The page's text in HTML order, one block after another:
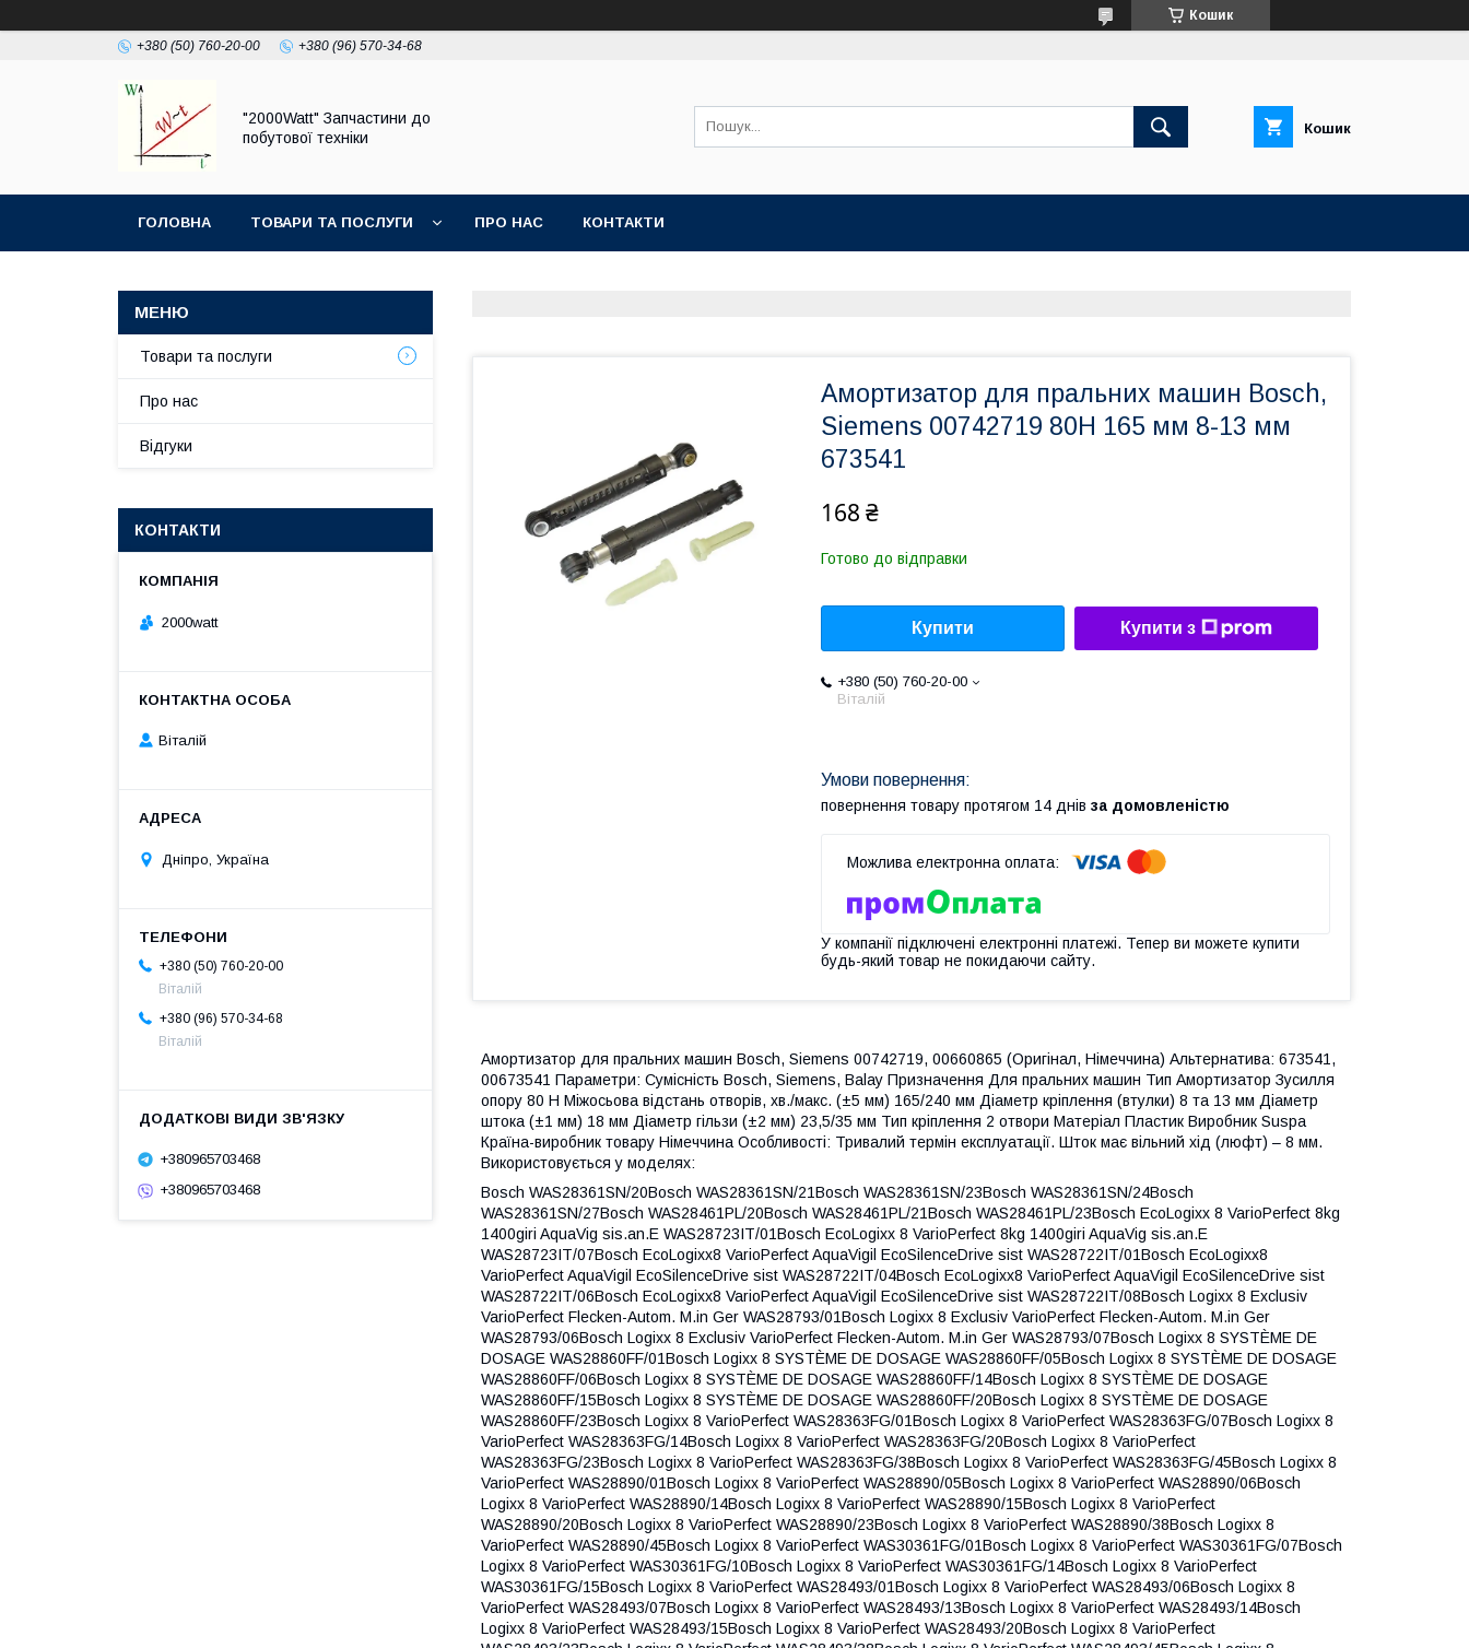
Кошик
+380 (50) 760-20-00 +380 (96) 570-34-68
"2000Watt" Запчастини до
побутової техніки
Кошик
ГОЛОВНА ТОВАРИ ТА ПОСЛУГИ ПРО НАС КОНТАКТИ
Амортизатор для пральних машин Bosch,
Siemens 00742719 80Н 165 мм 8-13 мм
673541
168 ₴
Готово до відправки
Купити Купити з
+380 (50) 760-20-00
Віталій
повернення товару протягом 14 днів за домовленістю
У компанії підключені електронні платежі. Тепер ви можете купити
будь-який товар не покидаючи сайту.
Амортизатор для пральних машин Bosch, Siemens 00742719, 00660865 (Оригінал, Німеччина) Альтернатива: 673541,
00673541 Параметри: Сумісність Bosch, Siemens, Balay Призначення Для пральних машин Тип Амортизатор Зусилля
опору 80 Н Міжосьова відстань отворів, хв./макс. (±5 мм) 165/240 мм Діаметр кріплення (втулки) 8 та 13 мм Діаметр
штока (±1 мм) 18 мм Діаметр гільзи (±2 мм) 23,5/35 мм Тип кріплення 2 отвори Матеріал Пластик Виробник Suspa
Країна-виробник товару Німеччина Особливості: Тривалий термін експлуатації. Шток має вільний хід (люфт) – 8 мм.
Використовується у моделях:
Bosch WAS28361SN/20Bosch WAS28361SN/21Bosch WAS28361SN/23Bosch WAS28361SN/24Bosch WAS28361SN/27Bosch WAS28461PL/20Bosch WAS28461PL/21Bosch WAS28461PL/23Bosch EcoLogixx 8 VarioPerfect 8kg 1400giri AquaVig sis.an.E WAS28723IT/01Bosch EcoLogixx 8 VarioPerfect 8kg 1400giri AquaVig sis.an.E WAS28723IT/07Bosch EcoLogixx8 VarioPerfect AquaVigil EcoSilenceDrive sist WAS28722IT/01Bosch EcoLogixx8 VarioPerfect AquaVigil EcoSilenceDrive sist WAS28722IT/04Bosch EcoLogixx8 VarioPerfect AquaVigil EcoSilenceDrive sist WAS28722IT/06Bosch EcoLogixx8 VarioPerfect AquaVigil EcoSilenceDrive sist WAS28722IT/08Bosch Logixx 8 Exclusiv VarioPerfect Flecken-Autom. M.in Ger WAS28793/01Bosch Logixx 8 Exclusiv VarioPerfect Flecken-Autom. M.in Ger WAS28793/06Bosch Logixx 8 Exclusiv VarioPerfect Flecken-Autom. M.in Ger WAS28793/07Bosch Logixx 8 SYSTÈME DE DOSAGE WAS28860FF/01Bosch Logixx 8 SYSTÈME DE DOSAGE WAS28860FF/05Bosch Logixx 8 SYSTÈME DE DOSAGE WAS28860FF/06Bosch Logixx 8 SYSTÈME DE DOSAGE WAS28860FF/14Bosch Logixx 8 SYSTÈME DE DOSAGE WAS28860FF/15Bosch Logixx 8 SYSTÈME DE DOSAGE WAS28860FF/20Bosch Logixx 8 SYSTÈME DE DOSAGE WAS28860FF/23Bosch Logixx 8 VarioPerfect WAS28363FG/01Bosch Logixx 8 VarioPerfect WAS28363FG/07Bosch Logixx 8 VarioPerfect WAS28363FG/14Bosch Logixx 8 VarioPerfect WAS28363FG/20Bosch Logixx 8 VarioPerfect WAS28363FG/23Bosch Logixx 8 VarioPerfect WAS28363FG/38Bosch Logixx 8 VarioPerfect WAS28363FG/45Bosch Logixx 8 VarioPerfect WAS28890/01Bosch Logixx 8 VarioPerfect WAS28890/05Bosch Logixx 8 VarioPerfect WAS28890/06Bosch Logixx 8 VarioPerfect WAS28890/14Bosch Logixx 8 VarioPerfect WAS28890/15Bosch Logixx 8 VarioPerfect WAS28890/20Bosch Logixx 8 VarioPerfect WAS28890/23Bosch Logixx 8 VarioPerfect WAS28890/38Bosch Logixx 8 VarioPerfect WAS28890/45Bosch Logixx 8 VarioPerfect WAS30361FG/01Bosch Logixx 8 VarioPerfect WAS30361FG/07Bosch Logixx 8 VarioPerfect WAS30361FG/10Bosch Logixx 8 VarioPerfect WAS30361FG/14Bosch Logixx 8 VarioPerfect WAS30361FG/15Bosch Logixx 8 VarioPerfect WAS28493/01Bosch Logixx 8 VarioPerfect WAS28493/06Bosch Logixx 8 VarioPerfect WAS28493/07Bosch Logixx 8 VarioPerfect WAS28493/13Bosch Logixx 8 VarioPerfect WAS28493/14Bosch Logixx 8 VarioPerfect WAS28493/15Bosch Logixx 8 VarioPerfect WAS28493/20Bosch Logixx 8 VarioPerfect WAS28493/23Bosch Logixx 8 VarioPerfect WAS28493/38Bosch Logixx 8 VarioPerfect WAS28493/45Bosch Logixx 8 VarioPerfect 8kg 1200giri AquaVig sis.anti.Ec WAS24723IT/01Bosch Logixx 8 VarioPerfect 8kg 1200giri AquaVig sis.anti.Ec WAS24723IT/07Bosch Logixx 8 VarioPerfect aquastop WAS28391NL/01Bosch Logixx 8 VarioPerfect aquastop WAS28391NL/04Bosch Logixx 8 VarioPerfect aquastop WAS28391NL/07Bosch Logixx 8 VarioPerfect aquastop WAS28391NL/13Bosch Logixx 8 VarioPerfect aquastop WAS28391NL/14Bosch Logixx 8 VarioPerfect aquastop WAS28391NL/15Bosch Logixx 8 VarioPerfect aquastop WAS28391NL/20Bosch Logixx 8 VarioPerfect aquastop WAS28391NL/23Bosch Logixx 8 VarioPerfect aquastop WAS28391NL/38Bosch Logixx 8 VarioPerfect aquastop WAS28443NL/01Bosch Logixx 8 VarioPerfect aquastop WAS28443NL/07Bosch Logixx 8 VarioPerfect aquastop WAS28443NL/14Bosch Logixx 8 VarioPerfect Aquastop WAS28444NL/07Bosch Logixx 8 VarioPerfect Aquastop WAS28444NL/14Bosch Logixx 8 VarioPerfect Aquastop WAS28444NL/15Bosch Logixx 8 VarioPerfect Aquastop WAS28444NL/20Bosch Logixx 8 VarioPerfect Aquastop WAS28444NL/23Bosch Logixx 8 VarioPerfect Aquastop WAS28444NL/38Bosch Logixx 8 VarioPerfect Aquastop WAS28444NL/45Bosch Logixx 8 VarioPerfect aquastop Aquastar 1400 WAS283A1NL/01Bosch Logixx 8 VarioPerfect aquastop Aquastar 1400 WAS283A1NL/04Bosch Logixx 8 VarioPerfect aquastop Aquastar 1400 WAS283A1NL/07Bosch Logixx 8 VarioPerfect aquastop Aquastar 1400 WAS283A1NL/13Bosch Logixx 8 VarioPerfect aquastop Aquastar 1400 WAS283A1NL/14Bosch Logixx 8 VarioPerfect aquastop Aquastar 1400 WAS283A1NL/15Bosch Logixx 8 VarioPerfect aquastop Aquastar 1400 WAS283A1NL/20Bosch Logixx 8 VarioPerfect aquastop Aquastar 1400 WAS283A1NL/23Bosch Logixx 8 VarioPerfect aquastop Aquastar 1400 WAS283A1NL/38Bosch Logixx 8 VarioPerfect aquastop vlekkenautomaat WAS28743NL/01Bosch Logixx 8 VarioPerfect aquastop vlekkenautomaat WAS28743NL/07Bosch Logixx 8 VarioPerfect aquastop Vlekkenautomaat WAS28793NL/01Bosch Logixx 8 VarioPerfect aquastop Vlekkenautomaat WAS28793NL/07Bosch Logixx 8 VarioPerfect Flecken-Automatik WAS28743/01Bosch Logixx 8 VarioPerfect Flecken-Automatik WAS28743/07Bosch Logixx 8 VarioPerfect otomatik leke c1lartma EcoSil Dr WAS247X1TR/01Bosch Logixx 8 VarioPerfect otomatik leke c1lartma EcoSil Dr WAS247X1TR/07Bosch Logixx 8 VarioPerfect Touch Control EcoSilence Drive WAS28743PL/01Bosch Logixx 8 VarioPerfect Touch Control EcoSilence Drive WAS28743PL/07Bosch Logixx 8 VarioPerfect Touch Control EcoSilence Drive WAS28743PL/14Bosch Logixx 8 VarioPerfect Touch Control EcoSilence Drive WAS28743PL/15Bosch Logixx 8 VarioPerfect Touch Control EcoSilence Drive WAS28743PL/20Bosch Logixx 8 VarioPerfect Touch Control EcoSilence Drive WAS28743PL/23Bosch Logixx 8 VarioPerfect Touch Control EcoSilence Drive WAS28743PL/38Bosch Logixx 8 VarioPerfect Touch Control EcoSilence Drive WAS28743PL/45Bosch Logixx 9 VarioPerfect WAS28462GB/14Bosch Logixx7 SuperSilence FLECKEN-AUTOMATIK WAS2875X/08Bosch Logixx8 Noir VarioPerfect; EcoSilence Drive;AquaVigil WAS247B2IT/01Bosch Logixx8 Noir VarioPerfect; EcoSilence Drive;AquaVigil WAS247B2IT/04Bosch Logixx8 Noir VarioPerfect; EcoSilence Drive;AquaVigil WAS247B2IT/06Bosch Logixx8 Noir VarioPerfect; EcoSilence Drive;AquaVigil WAS247B2IT/07Bosch Logixx8 Noir VarioPerfect; EcoSilence Drive;AquaVigil WAS247B2IT/08Bosch Logixx8 VarioPerfect WAS28472EX/01Bosch Logixx8 VarioPerfect WAS28472EX/04Bosch Logixx8 VarioPerfect WAS28472EX/06Bosch Logixx8 VarioPerfect WAS28472EX/08Bosch Logixx8 VarioPerfect Aquastop WAS283A0NL/01Bosch Logixx8 VarioPerfect Aquastop WAS283A0NL/04Bosch Logixx8 VarioPerfect Aquastop WAS283A0NL/06Bosch Logixx8 VarioPerfect Aquastop WAS283A0NL/08Bosch Logixx8 VarioPerfect aquastop Vlekkenautomaat WAS28792NL/01Bosch Logixx8 VarioPerfect aquastop Vlekkenautomaat WAS28792NL/04Bosch Logixx8 VarioPerfect aquastop Vlekkenautomaat WAS28792NL/06Bosch Logixx8 VarioPerfect aquastop Vlekkenautomaat WAS28792NL/08Bosch Logixx8 VarioPerfect EcoSilenceDrive WAS28491SN/01Bosch Logixx8 VarioPerfect EcoSilenceDrive WAS28491SN/04Bosch Logixx8 VarioPerfect EcoSilenceDrive WAS28491SN/06Bosch Logixx8 VarioPerfect EcoSilenceDrive WAS28491SN/08Bosch Logixx8 VarioPerfect, ecoSilentDrive WAS20460TR/01Bosch Logixx8 VarioPerfect, ecoSilentDrive WAS20460TR/04Bosch Logixx8 VarioPerfect, ecoSilentDrive WAS20460TR/06Bosch Logixx8 VarioPerfect, ecoSilentDrive WAS20460TR/07Bosch Logixx8 VarioPerfect, ecoSilentDrive WAS20460TR/08Bosch Logixx8 VarioPerfect, ecosilentdrive WAS24460TR/01Bosch Logixx8 VarioPerfect, ecosilentdrive WAS24460TR/04Bosch Logixx8 VarioPerfect, ecosilentdrive WAS24460TR/06Bosch Logixx8 VarioPerfect, ecosilentdrive WAS24460TR/07Bosch Logixx8 VarioPerfect, ecosilentdrive WAS24460TR/08Bosch Logixx8 VarioPerfect, ecoSilentDrive WAS24462BY/01Bosch Logixx8 VarioPerfect, ecoSilentDrive WAS24462BY/04Bosch Logixx8 VarioPerfect, ecoSilentDrive WAS24462BY/06Bosch Logixx8 VarioPerfect, ecoSilentDrive WAS24462BY/07Bosch Logixx8 VarioPerfect, ecoSilentDrive WAS24462BY/08Bosch Logixx8 VarioPerfect, SpeedWash WAS284E2/01Bosch Logixx8 VarioPerfect, SpeedWash WAS284E2/04Bosch Logixx8 VarioPerfect, SpeedWash WAS284E2/06Bosch Logixx8 VarioPerfect, SpeedWash WAS284E2/08Bosch Logixx8 VarioPerfect,Touch Control,ecoSilentDrive WAS24462PL/01Bosch Logixx8 VarioPerfect,Touch Control,ecoSilentDrive WAS24462PL/04Bosch Logixx8 VarioPerfect,Touch Control,ecoSilentDrive WAS24462PL/06Bosch Logixx8 VarioPerfect,Touch Control,ecoSilentDrive WAS24462PL/07Bosch Logixx8 VarioPerfect,Touch Control,ecoSilentDrive WAS24462PL/08Bosch Logixx8 VarioPerfect,touch control,ecoSilentDrive WAS28462PL/01Bosch Logixx8 VarioPerfect,touch control,ecoSilentDrive WAS28462PL/04Bosch Logixx8 VarioPerfect,touch control,ecoSilentDrive WAS28462PL/06Bosch Logixx8 VarioPerfect,touch control,ecoSilentDrive WAS28462PL/08Bosch Ascenta WAP24200UC/05Bosch Ascenta WAP24200UC/11Bosch Avantixx 9 , 9 KG, 1000 GIRI WAP20321IT/01Bosch Avantixx 9 VarioPerfect 9kg 1000giri, EcoLogi Aqua Vigil WAS20320IT/07Bosch Avantixx 9 VarioPerfect 9kg 1000giri, EcoLogi Aqua Vigil WAS20320IT/16Bosch Avantixx 9 VarioPerfect 9kg 1000giri, EcoLogi Aqua Vigil WAS20320IT/23Bosch Avantixx 9 VarioPerfect 9kg 1000giri, EcoLogi Aqua Vigil WAS20320IT/38Bosch Avantixx 9 VarioPerfect 9kg 1000giri, EcoLogi Aqua Vigil WAS20320IT/45Bosch Axxis WAP24201UC/05Bosch Axxis WAP24201UC/11Bosch Axxis+ WAP24202UC/05Bosch Axxis+ WAP24202UC/11Bosch Eco Logixx 8 i-DOS intelligent doseersysteem Aquastop WAS28840NL/05Bosch Eco Logixx 8 i-DOS intelligent doseersysteem Aquastop WAS28840NL/06Bosch Eco Logixx 8 i-DOS intelligent doseersysteem Aquastop WAS28840NL/14Bosch Eco Logixx 8 i-DOS intelligent doseersysteem Aquastop WAS28840NL/15Bosch Eco Logixx 8 i-DOS intelligent doseersysteem Aquastop WAS28840NL/20Bosch Eco Logixx 8 i-DOS intelligent doseersysteem Aquastop WAS28840NL/23Bosch Eco Logixx 8 i-DOS intelligent doseersysteem Aquastop WAS28840NL/38Bosch EcoLogixx 8 CH LOGO Intelligent Dosing System WAS28840CH/05Bosch EcoLogixx 8 CH LOGO Intelligent Dosing System WAS28840CH/23Bosch EcoLogixx 8 intelligent dosing system aquaStop 8kg/1400rpm WAS28840TR/01Bosch EcoLogixx 8 intelligent dosing system aquaStop 8kg/1400rpm WAS28840TR/05Bosch EcoLogixx 8 intelligent dosing system aquaStop 8kg/1400rpm WAS28840TR/06Bosch EcoLogixx 8 intelligent dosing system aquaStop 8kg/1400rpm WAS28840TR/14Bosch EcoLogixx 8 intelligent dosing system aquaStop 8kg/1400rpm WAS28840TR/20Bosch EcoLogixx 8 intelligent dosing system aquaStop 8kg/1400rpm WAS28840TR/23Bosch EcoLogixx 8 intelligent dosing system aquaStop 8kg/1400rpm WAS28840TR/38Bosch EcoLogixx 8 intelligent dosing system aquaStop 8kg/1400rpm WAS28840TR/45Bosch EcoLogixx 8 TitanEdition WAS28875EX/38Bosch
Товари та послуги
Про нас
Відгуки
КОНТАКТИ
2000watt
Віталій
Дніпро, Україна
+380 (50) 760-20-00
Віталій
+380 (96) 570-34-68
Віталій
+380965703468
+380965703468